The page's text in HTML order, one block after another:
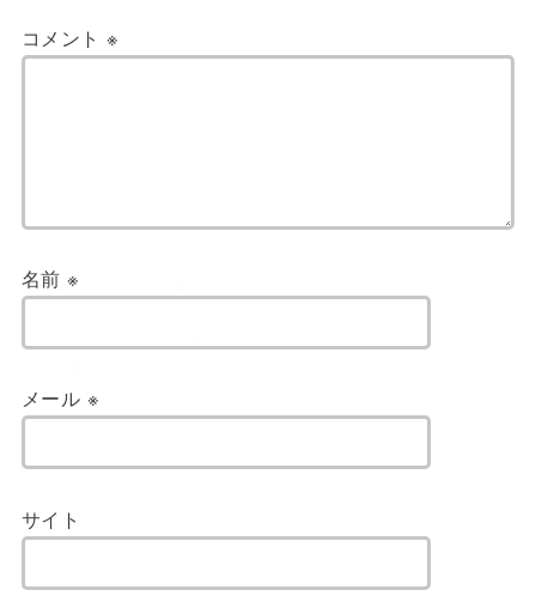
コメント ※
名前※
メール ※
サイト